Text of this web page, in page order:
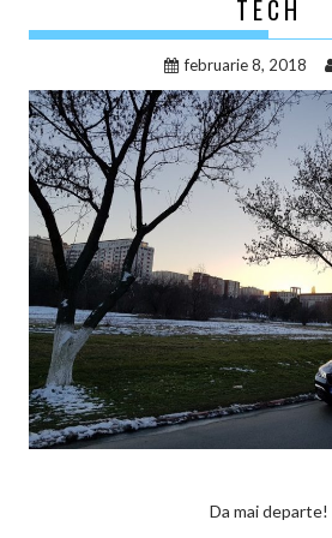
TECH
februarie 8, 2018
Da mai departe!